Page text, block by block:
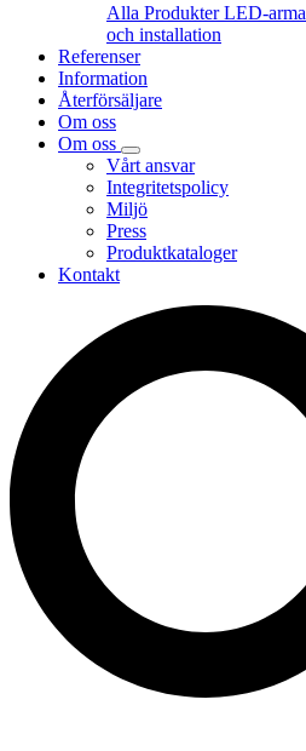
Alla Produkter LED-
och installation
Referenser
Information
Återförsäljare
Om oss
Om oss
Vårt ansvar
Integritetspolicy
Miljö
Press
Produktkataloger
Kontakt